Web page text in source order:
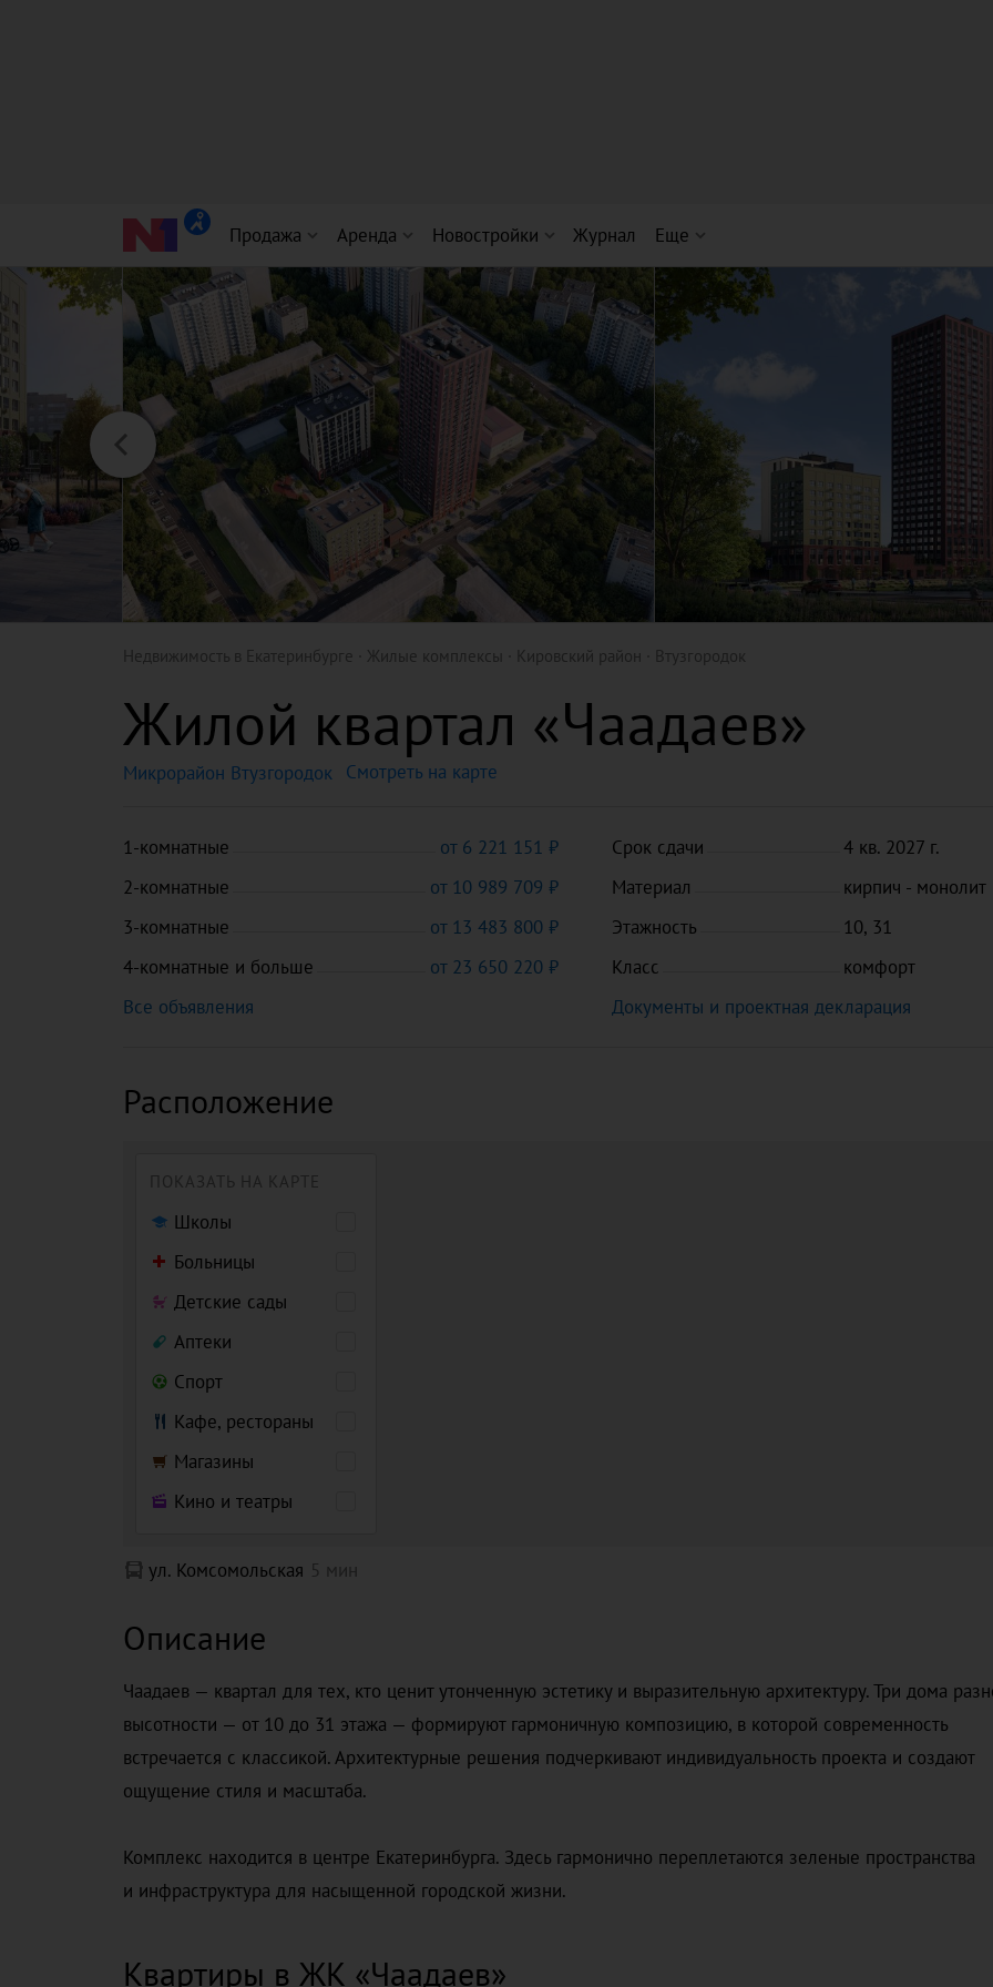
Продажа Аренда Новостройки Журнал Еще
Недвижимость в Екатеринбурге Жилые комплексы Кировский район Втузгородок
Жилой квартал «Чаадаев»
Микрорайон Втузгородок Смотреть на карте
1-комнатные
от 6 221 151 ₽
2-комнатные
от 10 989 709 ₽
3-комнатные
от 13 483 800 ₽
4-комнатные и больше
от 23 650 220 ₽
Все объявления
Срок сдачи
4 кв. 2027 г.
Материал
кирпич - монолит
Этажность
10, 31
Класс
комфорт
Документы и проектная декларация
Расположение
ПОКАЗАТЬ НА КАРТЕ
Школы
Больницы
Детские сады
Аптеки
Спорт
Кафе, рестораны
Магазины
Кино и театры
ул. Комсомольская 5 мин
Описание
Чаадаев — квартал для тех, кто ценит утонченную эстетику и выразительную архитектуру. Три дома
высотности — от 10 до 31 этажа — формируют гармоничную композицию, в которой современность
встречается с классикой. Архитектурные решения подчеркивают индивидуальность проекта и создают
ощущение стиля и масштаба.
Комплекс находится в центре Екатеринбурга. Здесь гармонично переплетаются зеленые пространства
и инфраструктура для насыщенной городской жизни.
Квартиры в ЖК «Чаадаев»